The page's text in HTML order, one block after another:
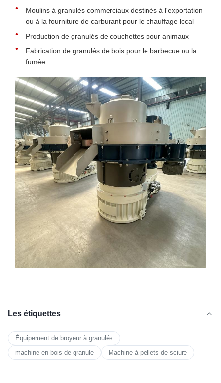
Moulins à granulés commerciaux destinés à l'exportation
ou à la fourniture de carburant pour le chauffage local
Production de granulés de couchettes pour animaux
Fabrication de granulés de bois pour le barbecue ou la
fumée
Les étiquettes
Équipement de broyeur à granulés
machine en bois de granule
Machine à pellets de sciure